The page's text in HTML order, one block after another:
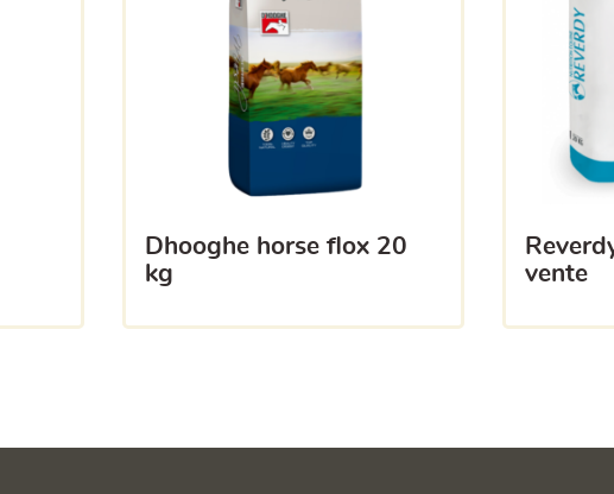
dhooghe horse flox 20
kg
reverdy préparation
vente